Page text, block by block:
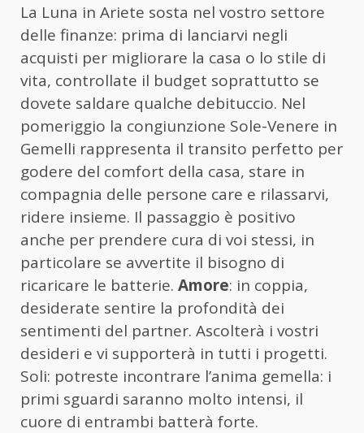
La Luna in Ariete sosta nel vostro settore
delle finanze: prima di lanciarvi negli
acquisti per migliorare la casa o lo stile di
vita, controllate il budget soprattutto se
dovete saldare qualche debituccio. Nel
pomeriggio la congiunzione Sole-Venere in
Gemelli rappresenta il transito perfetto per
godere del comfort della casa, stare in
compagnia delle persone care e rilassarvi,
ridere insieme. Il passaggio è positivo
anche per prendere cura di voi stessi, in
particolare se avvertite il bisogno di
ricaricare le batterie. Amore: in coppia,
desiderate sentire la profondità dei
sentimenti del partner. Ascolterà i vostri
desideri e vi supporterà in tutti i progetti.
Soli: potreste incontrare l’anima gemella: i
primi sguardi saranno molto intensi, il
cuore di entrambi batterà forte.